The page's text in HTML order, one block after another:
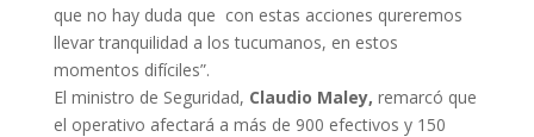
que no hay duda que con estas acciones qureremos
llevar tranquilidad a los tucumanos, en estos
momentos difíciles”.
El ministro de Seguridad, Claudio Maley, remarcó que
el operativo afectará a más de 900 efectivos y 150